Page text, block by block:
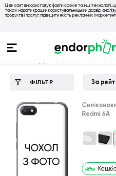
Цей сайт використовує файли cookie та інші технології,
також надати кращий користувальницький досвід,
продуктів і послуг, підвищити якість рекламних і
💙 Чохли на
ФІЛЬТР За
Redmi 6A